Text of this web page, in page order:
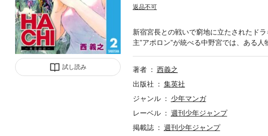
試し読み
返品不可
新宿宮長との戦いで窮地に立たされたド
主”アポロン”が統べる中野宮では、ある
著者
西義之
出版社
集英社
ジャンル
少年マンガ
レーベル
週刊少年ジャンプ
掲載誌
週刊少年ジャンプ